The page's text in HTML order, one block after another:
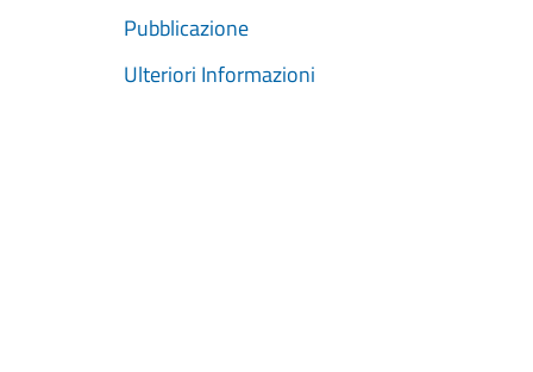
Pubblicazione
Ulteriori Informazioni